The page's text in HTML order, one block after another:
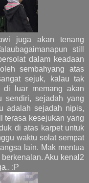
juga akan tenang
still
dalam keadaan
sembahyang atas
sejuk, kalau tak
di luar memang akan
sendiri, sejadah yang
adalah sejadah nipis,
terasa kesejukan yang
di atas karpet untuk
waktu solat sempat
lain. Mak mentua
Aku kenal2
:P